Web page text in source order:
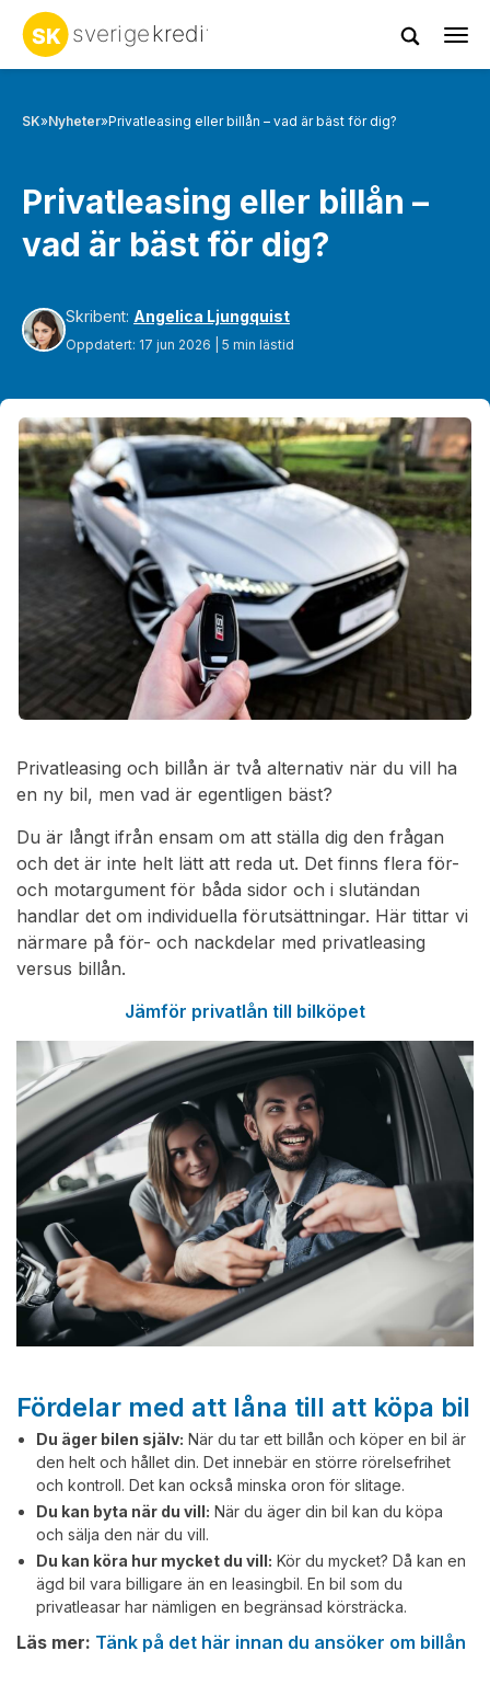
SK»Nyheter»Privatleasing eller billån – vad är bäst för dig?
Privatleasing eller billån –
vad är bäst för dig?
Skribent: Angelica Ljungquist
Oppdatert: 17 jun 2026 | 5 min lästid
Privatleasing och billån är två alternativ när du vill ha
en ny bil, men vad är egentligen bäst?
Du är långt ifrån ensam om att ställa dig den frågan
och det är inte helt lätt att reda ut. Det finns flera för-
och motargument för båda sidor och i slutändan
handlar det om individuella förutsättningar. Här tittar vi
närmare på för- och nackdelar med privatleasing
versus billån.
Jämför privatlån till bilköpet
Fördelar med att låna till att köpa bil
Du äger bilen själv: När du tar ett billån och köper en bil är
den helt och hållet din. Det innebär en större rörelsefrihet
och kontroll. Det kan också minska oron för slitage.
Du kan byta när du vill: När du äger din bil kan du köpa
och sälja den när du vill.
Du kan köra hur mycket du vill: Kör du mycket? Då kan en
ägd bil vara billigare än en leasingbil. En bil som du
privatleasar har nämligen en begränsad körsträcka.
Läs mer: Tänk på det här innan du ansöker om billån